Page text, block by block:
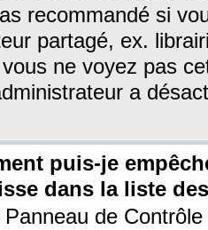
recommandé si
partagé, ex.
ne voyez pas
a
puis-je
dans la liste
de